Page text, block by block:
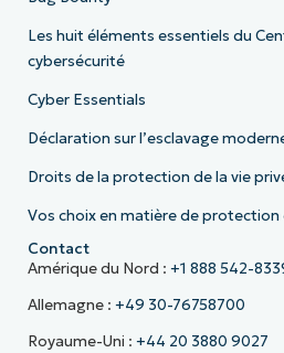
Les huit éléments essentiels du
cybersécurité
Cyber Essentials
Déclaration sur l’esclavage
Droits de la protection de la vie
Vos choix en matière de protection
Contact
Amérique du Nord : +1 888 542-
Allemagne : +49 30-76758700
Royaume-Uni : +44 20 3880 9027